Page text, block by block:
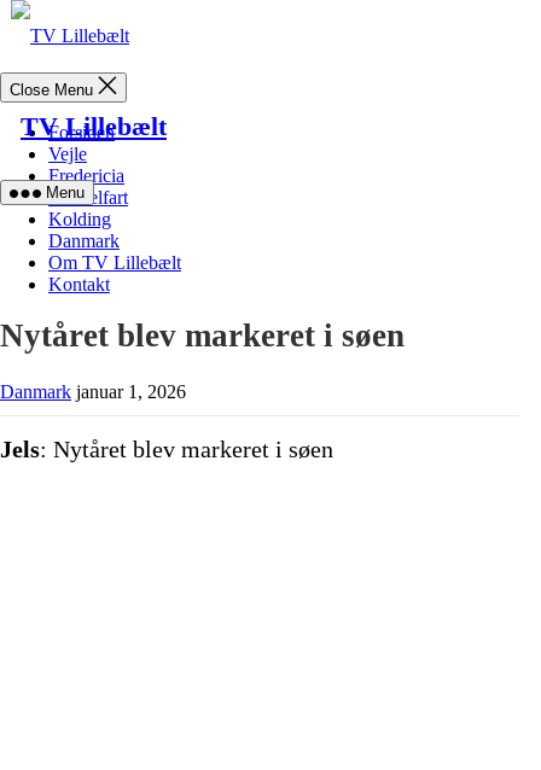
Skip
TV Lillebælt
Menu
Close Menu
Forsiden
Vejle
Fredericia
Middelfart
Kolding
Danmark
Om TV Lillebælt
Kontakt
Nytåret blev markeret i søen
Danmark januar 1, 2026
Jels: Nytåret blev markeret i søen